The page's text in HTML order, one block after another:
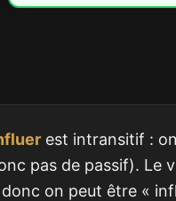
est intransitif :
pas de passif). Le
on peut être «